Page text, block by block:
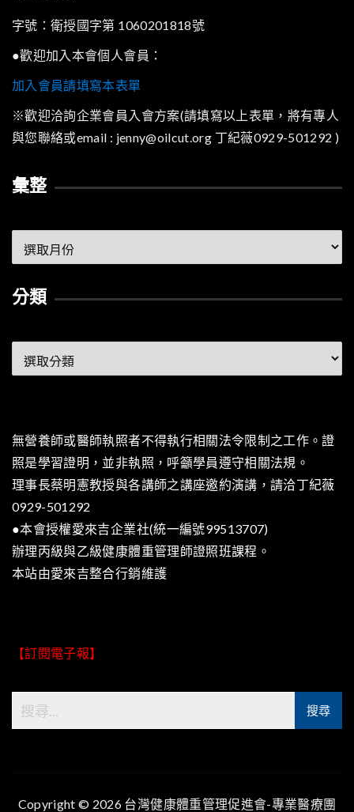
字號：衛授國字第 1060201818號
●歡迎加入本會個人會員：
加入會員請填寫本表單
※歡迎洽詢企業會員入會方案(請填寫以上表單，將有專人
與您聯絡或email : jenny@oilcut.org 丁紀薇0929-501292 )
彙整
整
分類
類
無營養師或醫師執照者不得執行相關法令限制之工作。證
照是學習證明，並非執照，呼籲學員遵守相關法規。
理事長蔡明憲教授與各講師之講座邀約演講，請洽丁紀薇
0929-501292
●本會授權愛來吉企業社(統一編號99513707)
辦理丙級與乙級健康體重管理師證照班課程。
本站由愛來吉整合行銷維護
【訂閱電子報】
Copyright © 2026 台灣健康體重管理促進會-專業醫療團